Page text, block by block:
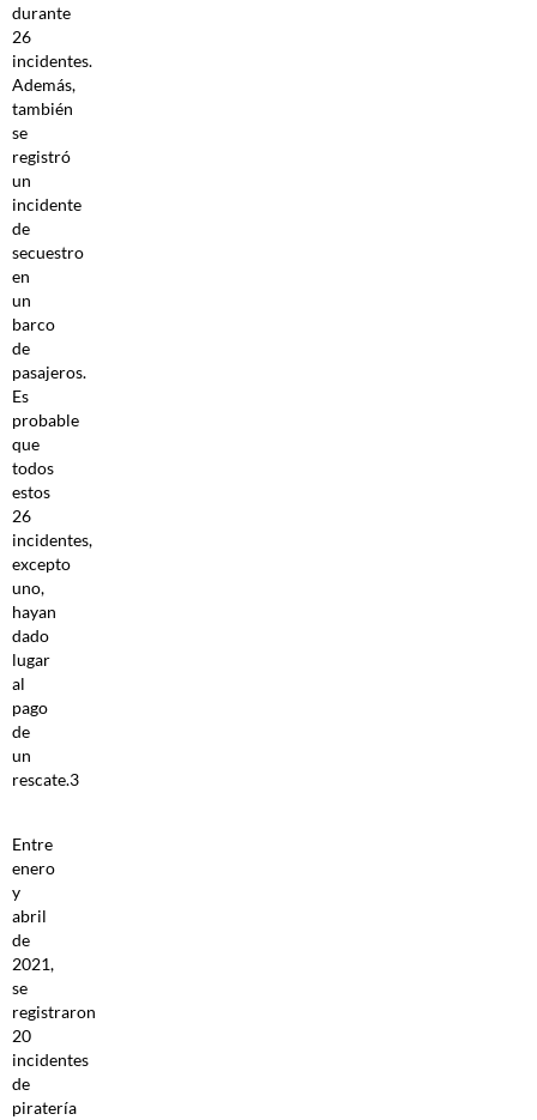
durante
26
incidentes.
Además,
también
se
registró
un
incidente
de
secuestro
en
un
barco
de
pasajeros.
Es
probable
que
todos
estos
26
incidentes,
excepto
uno,
hayan
dado
lugar
al
pago
de
un
rescate.3
Entre
enero
y
abril
de
2021,
se
registraron
20
incidentes
de
piratería